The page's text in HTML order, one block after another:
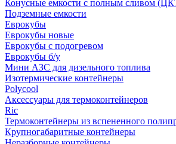
Конусные емкости с полным сливом
Подземные емкости
Еврокубы
Еврокубы новые
Еврокубы с подогревом
Еврокубы б/у
Мини АЗС для дизельного топлива
Изотермические контейнеры
Polycool
Аксессуары для термоконтейнеров
Ric
Термоконтейнеры из вспененного
Крупногабаритные контейнеры